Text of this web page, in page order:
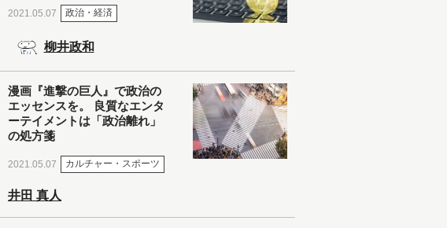
2021.05.07 政治・経済
柳井政和
漫画『進撃の巨人』で政治の
エッセンスを。 良質なエンタ
ーテイメントは「政治離れ」
の処方箋
2021.05.07 カルチャー・スポーツ
井田 真人